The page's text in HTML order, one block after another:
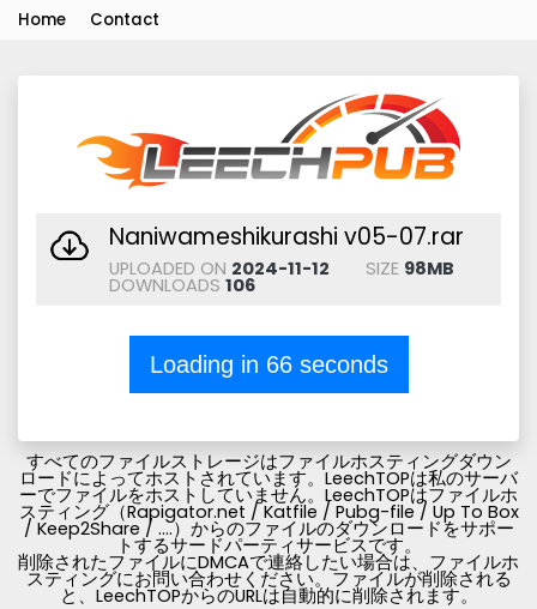
Home Contact
Naniwameshikurashi v05-07.rar
UPLOADED ON 2024-11-12 SIZE 98MB
DOWNLOADS106
Loading in 66seconds
すべてのファイルストレージはファイルホスティングダウン
ロードによってホストされています。LeechTOPは私のサーバ
ーでファイルをホストしていません。LeechTOPはファイルホ
スティング（Rapigator.net / Katfile / Pubg-file / Up To Box
/ Keep2Share / ....）からのファイルのダウンロードをサポー
トするサードパーティサービスです。
削除されたファイルにDMCAで連絡したい場合は、ファイルホ
スティングにお問い合わせください。ファイルが削除される
と、LeechTOPからのURLは自動的に削除されます。